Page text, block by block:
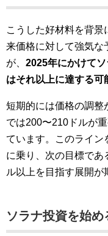
こうした好材料を背
来価格に対して強気な
が、 2025年にかけて
はそれ以上に達する可
短期的には価格の調整
では200〜210ドルが
ています。このライン
に乗り、次の目標であ
ル以上を目指す展開が
ソラナ投資を始め